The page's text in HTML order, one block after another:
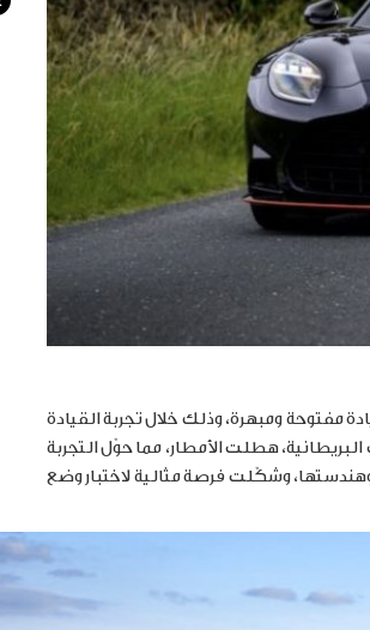
مفتوحة ومبهرة، وذلك خلال تجربة القيادة
هطلت الأمطار، مما حوّل التجربة
وشكّلت فرصة مثالية لاختبار وضع